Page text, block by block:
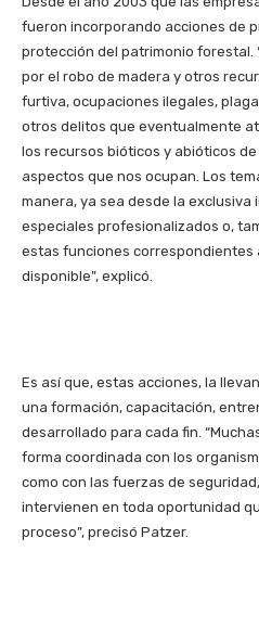
fueron incorporando acciones de
protección del patrimonio forestal.
por el robo de madera y otros
furtiva, ocupaciones ilegales,
otros delitos que eventualmente
los recursos bióticos y abióticos
aspectos que nos ocupan. Los
manera, ya sea desde la exclusiva
especiales profesionalizados o,
estas funciones correspondientes
disponible”, explicó.
Es así que, estas acciones, la
una formación, capacitación,
desarrollado para cada fin.
forma coordinada con los
como con las fuerzas de
intervienen en toda oportunidad
proceso”, precisó Patzer.